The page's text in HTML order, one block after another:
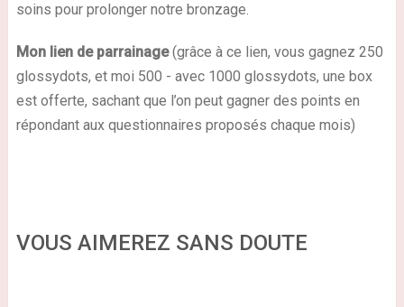
soins pour prolonger notre bronzage.
Mon lien de parrainage(grâce à ce lien, vous gagnez 250
glossydots, et moi 500 - avec 1000 glossydots, une box
est offerte, sachant que l’on peut gagner des points en
répondant aux questionnaires proposés chaque mois)
VOUS AIMEREZ SANS DOUTE